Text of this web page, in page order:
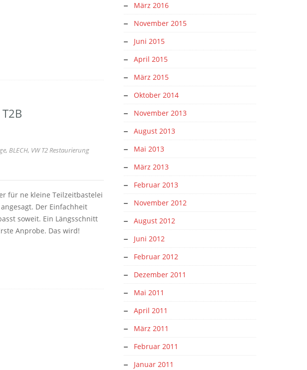
T2B
, BLECH, VW T2 Restaurierung
für ne kleine Teilzeitbastelei
Der Einfachheit
soweit. Ein Längsschnitt
Anprobe. Das wird!
März 2016
November 2015
Juni 2015
April 2015
März 2015
Oktober 2014
November 2013
August 2013
Mai 2013
März 2013
Februar 2013
November 2012
August 2012
Juni 2012
Februar 2012
Dezember 2011
Mai 2011
April 2011
März 2011
Februar 2011
Januar 2011